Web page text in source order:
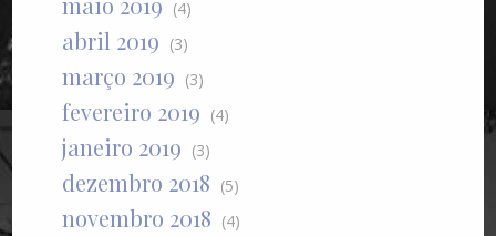
(4)
abril 2019 (3)
março 2019 (3)
fevereiro 2019 (4)
janeiro 2019 (3)
dezembro 2018 (5)
novembro 2018 (4)